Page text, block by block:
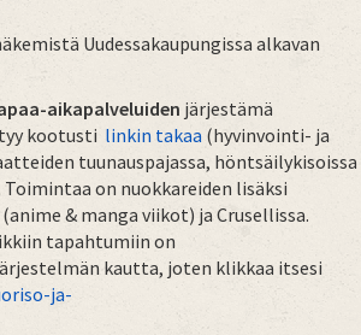
Uudessakaupungissa alkavan
aikapalveluiden järjestämä
kootusti linkin takaa (hyvinvointi- ja
tuunauspajassa, höntsäilykisoissa
on nuokkareiden lisäksi
& manga viikot) ja Crusellissa.
tapahtumiin on
kautta, joten klikkaa itsesi
ja-